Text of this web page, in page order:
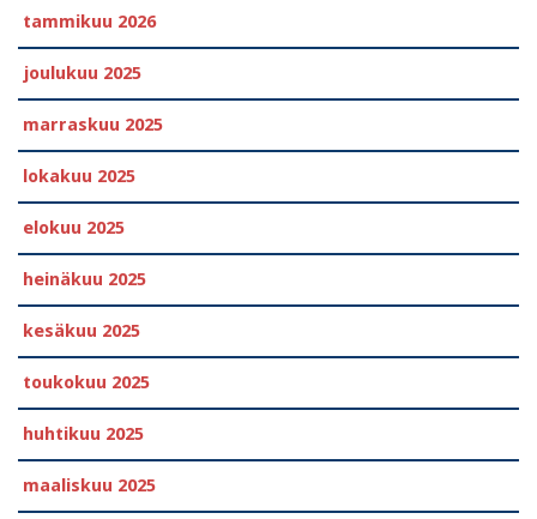
tammikuu 2026
joulukuu 2025
marraskuu 2025
lokakuu 2025
elokuu 2025
heinäkuu 2025
kesäkuu 2025
toukokuu 2025
huhtikuu 2025
maaliskuu 2025